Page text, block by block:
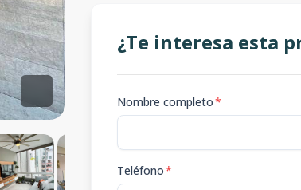
¿Te interesa esta
Nombre completo*
Teléfono*